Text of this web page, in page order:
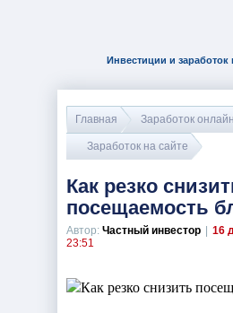
Инвестиции и заработок
Главная Заработок онлайн
Заработок на сайте
Как резко
посещаемость
Автор: Частный инвестор 16
23:51